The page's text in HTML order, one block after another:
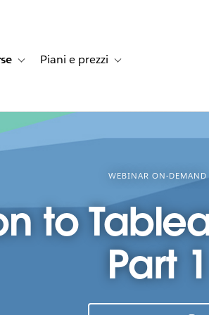
dei clientifor Soluzioni
Toggle sub-navigation for Risorse
Piani e prezzi Toggle sub-navigation
WEBINAR ON-DEMAND
to
Part 1